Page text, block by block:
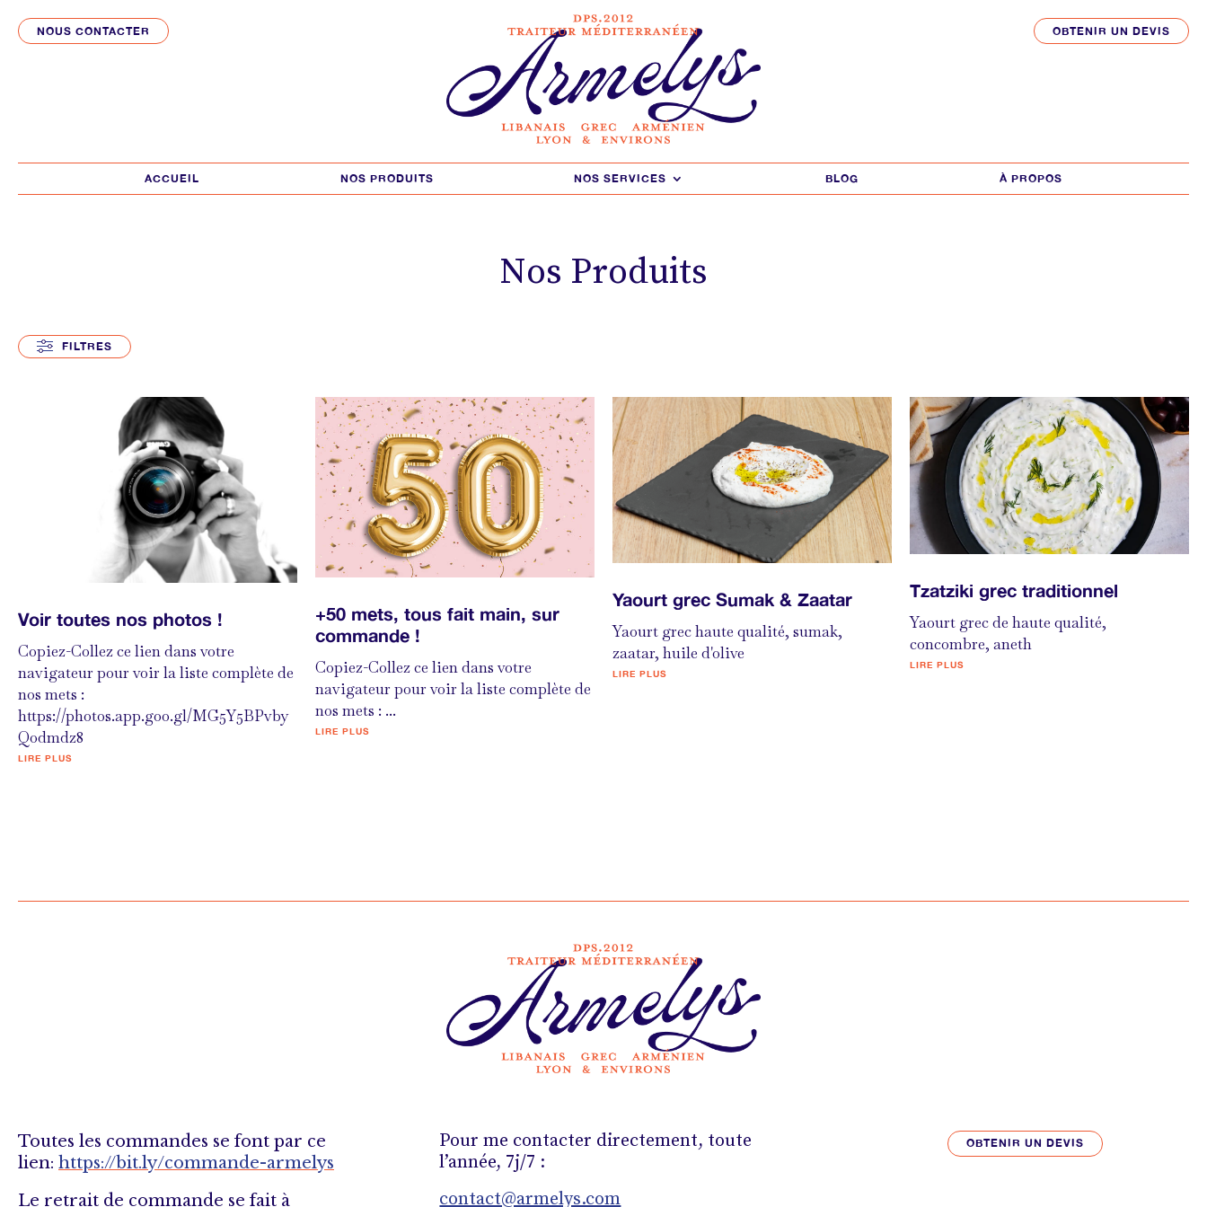
NOUS CONTACTER OBTENIR UN DEVIS
ACCUEIL NOS PRODUITS NOS SERVICES BLOG À PROPOS
Nos Produits
FILTRES
Voir toutes nos photos !
Copiez-Collez ce lien dans votre
navigateur pour voir la liste complète de
nos mets :
https://photos.app.goo.gl/MG5Y5BPvby
Qodmdz8
LIRE PLUS
+50 mets, tous fait main, sur
commande !
Copiez-Collez ce lien dans votre
navigateur pour voir la liste complète de
nos mets : ...
LIRE PLUS
Yaourt grec Sumak & Zaatar
Yaourt grec haute qualité, sumak,
zaatar, huile d'olive
LIRE PLUS
Tzatziki grec traditionnel
Yaourt grec de haute qualité,
concombre, aneth
LIRE PLUS
Toutes les commandes se font par ce
lien: https://bit.ly/commande-armelys
Le retrait de commande se fait à
Pour me contacter directement, toute
l’année, 7j/7 :
contact@armelys.com
OBTENIR UN DEVIS